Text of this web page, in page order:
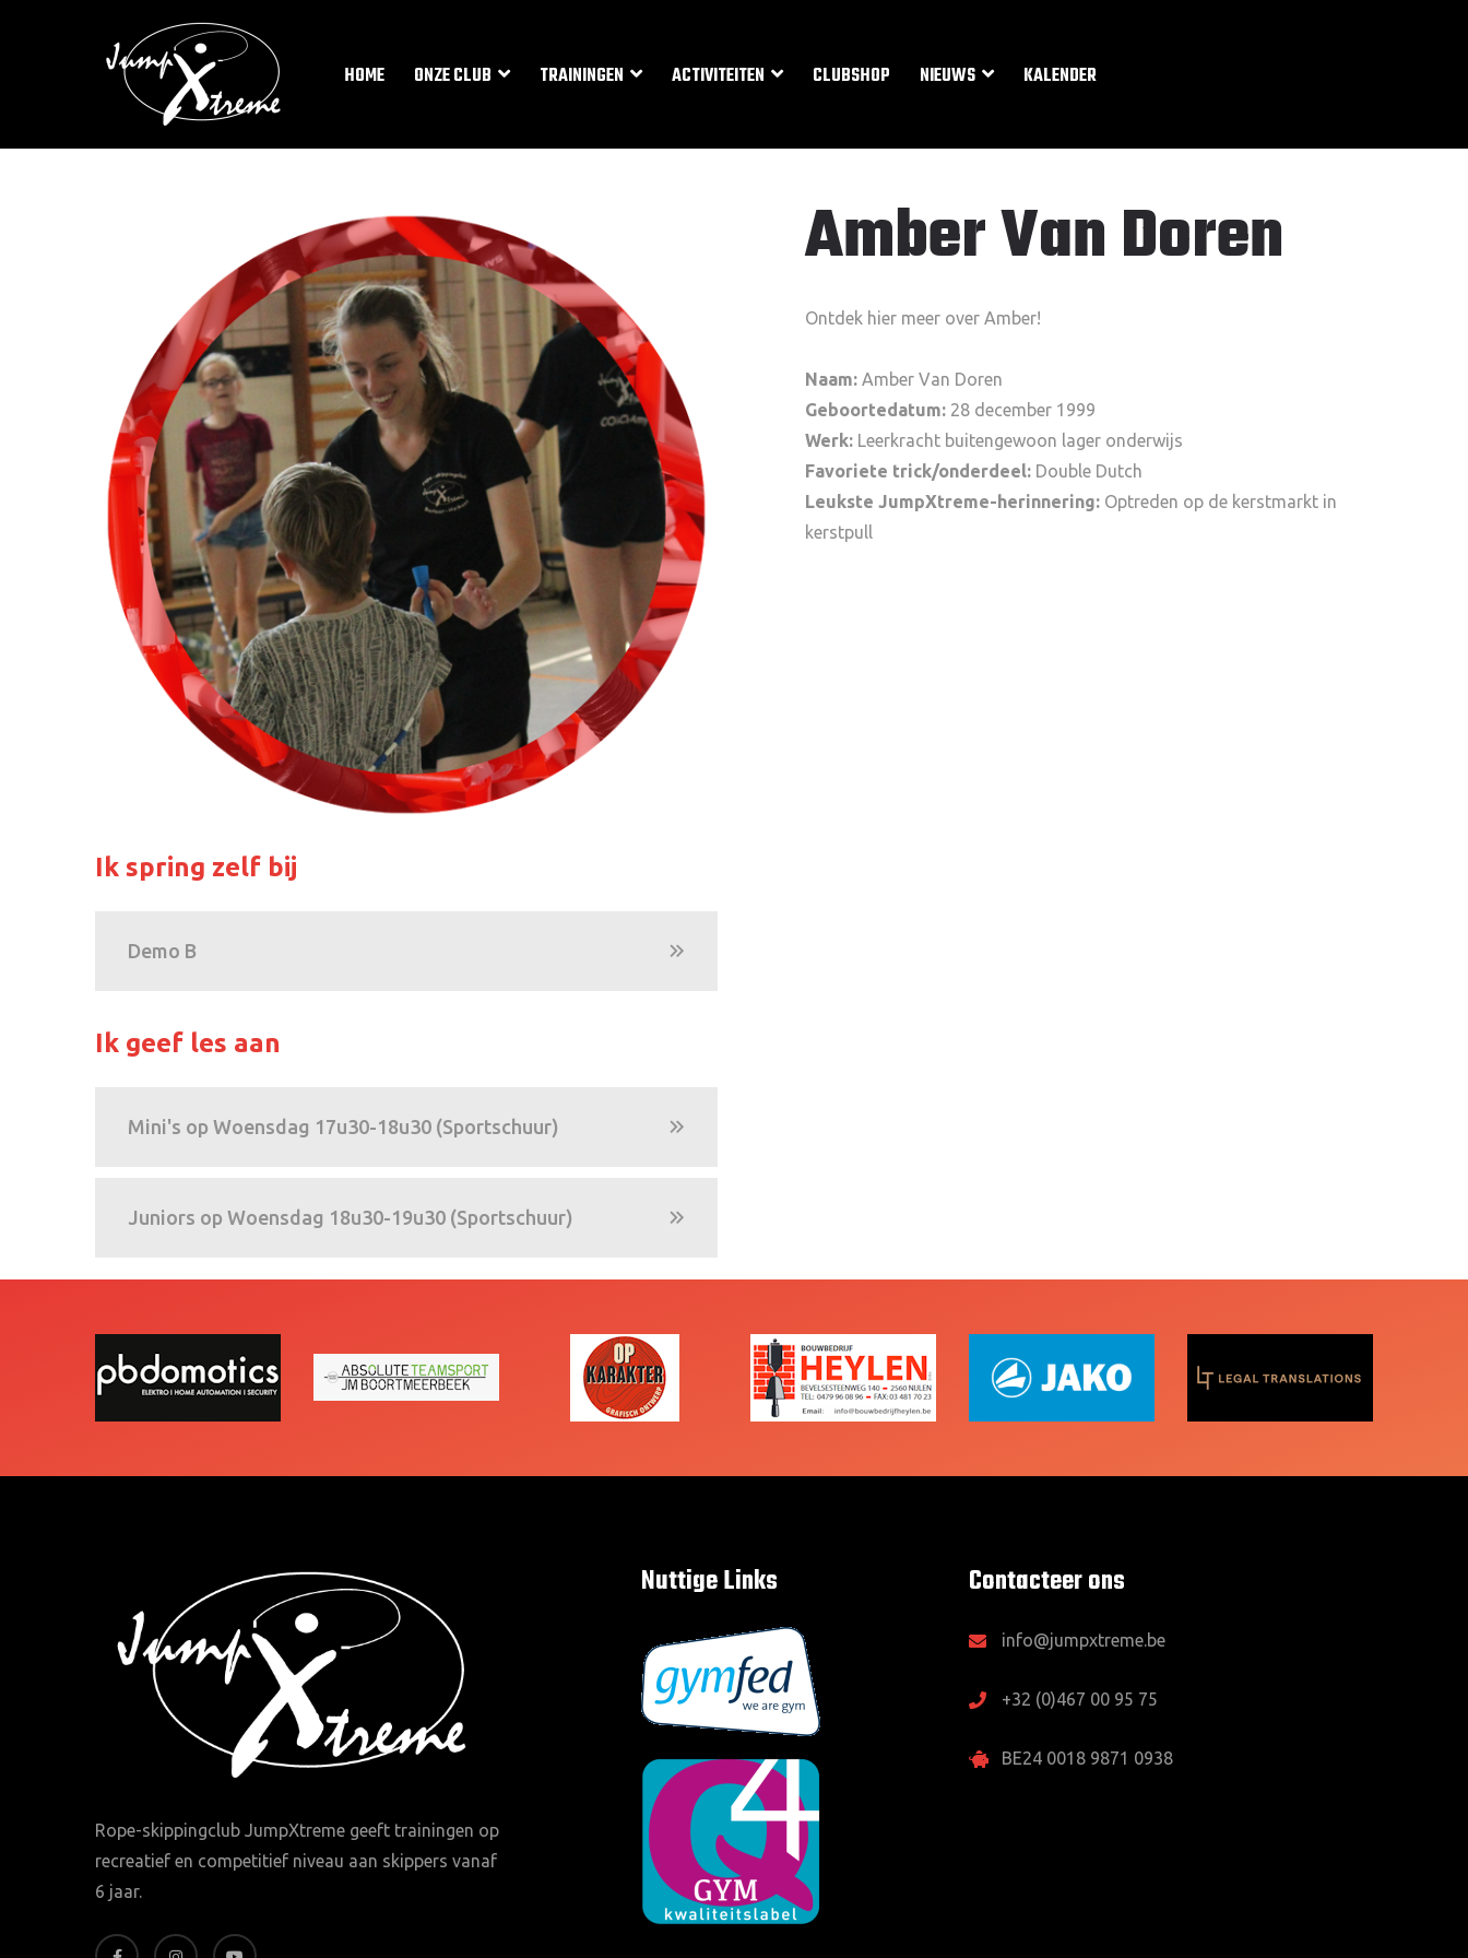
HOME ONZE CLUB TRAININGEN ACTIVITEITEN CLUBSHOP NIEUWS KALENDER
Amber Van Doren
Ontdek hier meer over Amber!
Naam: Amber Van Doren
Geboortedatum: 28 december 1999
Werk: Leerkracht buitengewoon lager onderwijs
Favoriete trick/onderdeel: Double Dutch
Leukste JumpXtreme-herinnering: Optreden op de kerstmarkt in
kerstpull
Ik spring zelf bij
Demo B
Ik geef les aan
Mini's op Woensdag 17u30-18u30 (Sportschuur)
Juniors op Woensdag 18u30-19u30 (Sportschuur)
Rope-skippingclub JumpXtreme geeft trainingen op
recreatief en competitief niveau aan skippers vanaf
6 jaar.
Nuttige Links Contacteer ons
info@jumpxtreme.be
+32 (0)467 00 95 75
BE24 0018 9871 0938